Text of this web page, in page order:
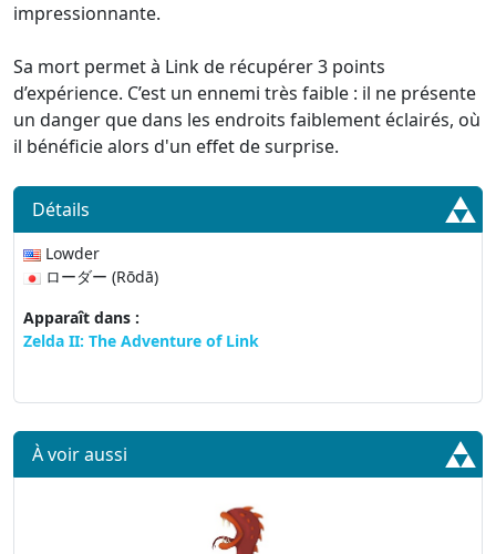
impressionnante.
Sa mort permet à Link de récupérer 3 points
d’expérience. C’est un ennemi très faible : il ne présente
un danger que dans les endroits faiblement éclairés, où
il bénéficie alors d'un effet de surprise.
Détails
Lowder
ローダー (Rōdā)
Apparaît dans :
Zelda II: The Adventure of Link
À voir aussi